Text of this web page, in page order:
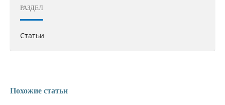
РАЗДЕЛ
Статьи
Похожие статьи